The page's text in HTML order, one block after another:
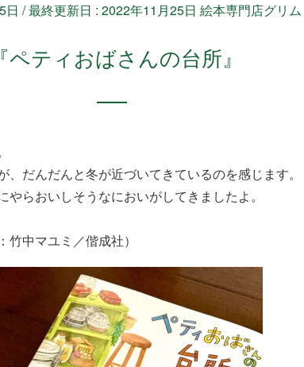
日 / 最終更新日 :2022年11月25日 絵本専門店グリム
『ペティおばさんの台所』
だんだんと冬が近づいてきているのを感じます。
らおいしそうなにおいがしてきましたよ。
竹中マユミ／偕成社）